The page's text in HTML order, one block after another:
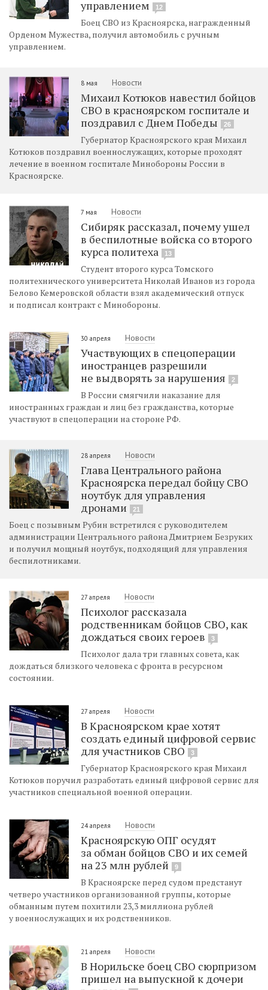
управлением
12
Боец СВО из Красноярска, награжденный
Орденом Мужества, получил автомобиль с ручным
управлением.
8 мая Новости
Михаил Котюков навестил бойцов
СВО в красноярском госпитале и
поздравил с Днем Победы
26
Губернатор Красноярского края Михаил
Котюков поздравил военнослужащих, которые проходят
лечение в военном госпитале Минобороны России в
Красноярске.
7 мая Новости
Сибиряк рассказал, почему ушел
в беспилотные войска со второго
курса политеха
13
Студент второго курса Томского
политехнического университета Николай Иванов из города
Белово Кемеровской области взял академический отпуск
и подписал контракт с Минобороны.
30 апреля Новости
Участвующих в спецоперации
иностранцев разрешили
не выдворять за нарушения
2
В России смягчили наказание для
иностранных граждан и лиц без гражданства, которые
участвуют в спецоперации на стороне РФ.
28 апреля Новости
Глава Центрального района
Красноярска передал бойцу СВО
ноутбук для управления
дронами
21
Боец с позывным Рубин встретился с руководителем
администрации Центрального района Дмитрием Безруких
и получил мощный ноутбук, подходящий для управления
беспилотниками.
27 апреля Новости
Психолог рассказала
родственникам бойцов СВО, как
дождаться своих героев
3
Психолог дала три главных совета, как
дождаться близкого человека с фронта в ресурсном
состоянии.
27 апреля Новости
В Красноярском крае хотят
создать единый цифровой сервис
для участников СВО
3
Губернатор Красноярского края Михаил
Котюков поручил разработать единый цифровой сервис для
участников специальной военной операции.
24 апреля Новости
Красноярскую ОПГ осудят
за обман бойцов СВО и их семей
на 23 млн рублей
9
В Красноярске перед судом предстанут
четверо участников организованной группы, которые
обманным путем похитили 23,3 миллиона рублей
у военнослужащих и их родственников.
21 апреля Новости
В Норильске боец СВО сюрпризом
пришел на выпускной к дочери